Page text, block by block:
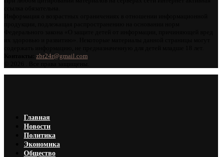
zbr24r@gmail.com
Главная
Новости
Политика
Экономика
Общество